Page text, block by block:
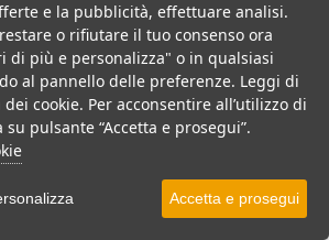
ideale per la vacanza di famiglie con
VEDI SU MAPPA
e la pubblicità, effettuare analisi.
o rifiutare il tuo consenso ora
di più e personalizza" o in qualsiasi
al pannello delle preferenze. Leggi di
cookie. Per acconsentire all’utilizzo di
pulsante “Accetta e prosegui”.
Accetta e prosegui